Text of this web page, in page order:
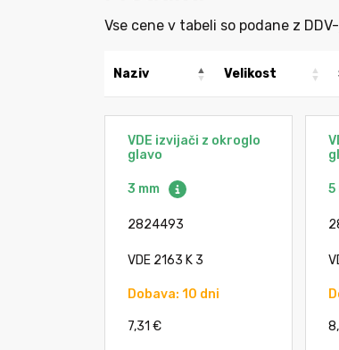
Vse cene v tabeli so podane z
Naziv Velikost
VDE izvijači z okroglo
glavo
3 mm
2824493
VDE 2163 K 3
Dobava: 10 dni
7,31 €
5